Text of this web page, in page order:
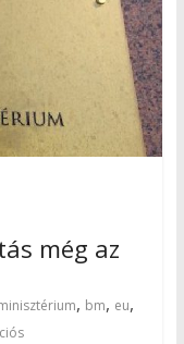
még az
, bm, eu,